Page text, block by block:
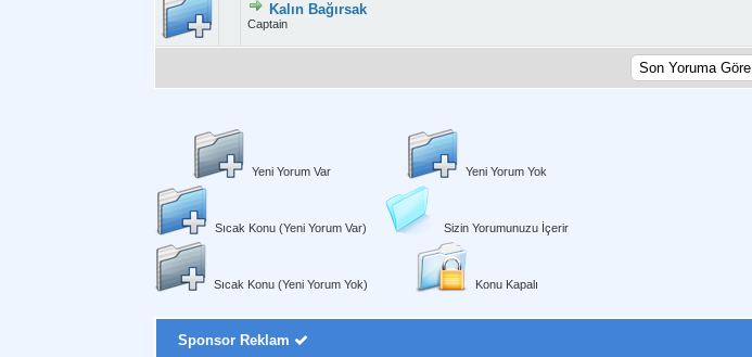
Kalın Bağırsak
Captain
Yeni Yorum Var
Sıcak Konu (Yeni Yorum Var)
Sıcak Konu (Yeni Yorum Yok)
Yeni Yorum Yok
Sizin Yorumunuzu İçerir
Konu Kapalı
Sponsor Reklam